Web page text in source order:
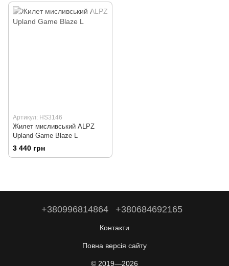
Артикул: HS3146
Жилет мисливський ALPZ
Upland Game Blaze L
3 440 грн
+380996814864 +380684692165
Контакти
Повна версія сайту
© 2019—2026